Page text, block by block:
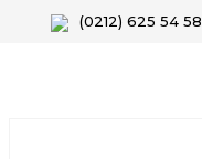
(0212) 625 54 58